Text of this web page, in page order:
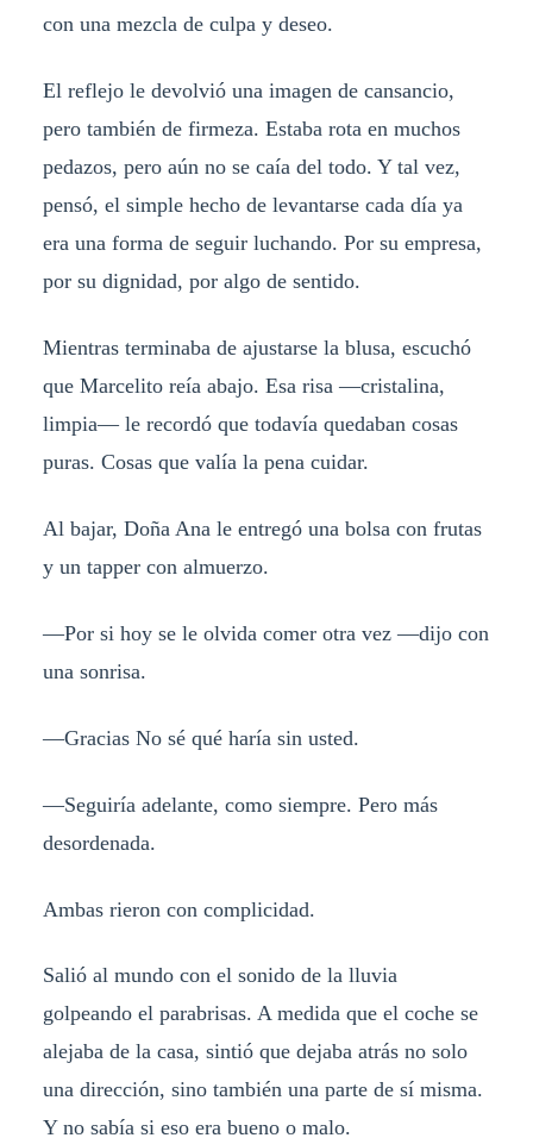
con una mezcla de culpa y deseo.
El reflejo le devolvió una imagen de cansancio,
pero también de firmeza. Estaba rota en muchos
pedazos, pero aún no se caía del todo. Y tal vez,
pensó, el simple hecho de levantarse cada día ya
era una forma de seguir luchando. Por su empresa,
por su dignidad, por algo de sentido.
Mientras terminaba de ajustarse la blusa, escuchó
que Marcelito reía abajo. Esa risa —cristalina,
limpia— le recordó que todavía quedaban cosas
puras. Cosas que valía la pena cuidar.
Al bajar, Doña Ana le entregó una bolsa con frutas
y un tapper con almuerzo.
—Por si hoy se le olvida comer otra vez —dijo con
una sonrisa.
—Gracias No sé qué haría sin usted.
—Seguiría adelante, como siempre. Pero más
desordenada.
Ambas rieron con complicidad.
Salió al mundo con el sonido de la lluvia
golpeando el parabrisas. A medida que el coche se
alejaba de la casa, sintió que dejaba atrás no solo
una dirección, sino también una parte de sí misma.
Y no sabía si eso era bueno o malo.